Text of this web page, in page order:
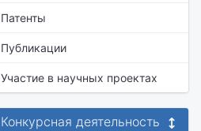
Патенты
Публикации
Участие в научных проектах
Конкурсная деятельность